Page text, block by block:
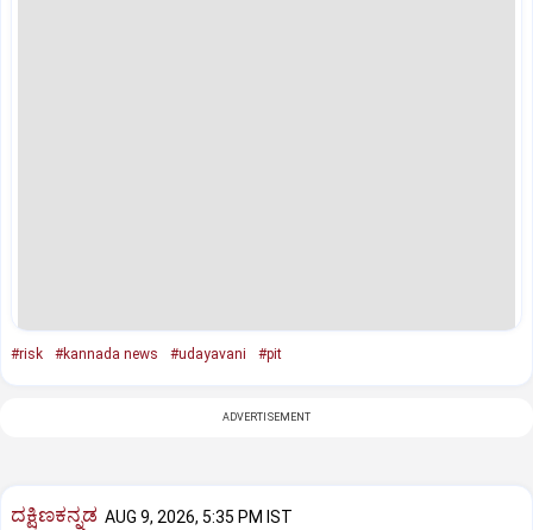
#risk #kannada news #udayavani #pit
ADVERTISEMENT
ದಕ್ಷಿಣಕನ್ನಡ AUG 9, 2026, 5:35 PM IST